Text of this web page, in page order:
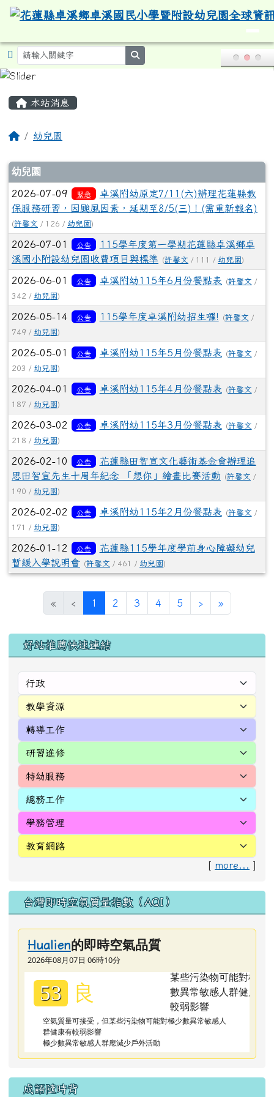
跳至主內容區
花蓮縣卓溪鄉卓溪國民小學暨附設
導覽列
本站消息
回首頁幼兒園
文章列表
幼兒園
2026-07-09 緊急
卓溪附幼原定7/11(六)辦理花蓮縣教
保服務研習，因颱風因素，延期至8/5(三)！(需重新報名)
(許馨文 / 126 / 幼兒園)
2026-07-01 公告
115學年度第一學期花蓮縣卓溪鄉卓
溪國小附設幼兒園收費項目與標準
(許馨文 / 111 / 幼兒園)
2026-06-01 公告 卓溪附幼115年6月份餐點表 (許馨文 /
342 / 幼兒園)
2026-05-14 公告 115學年度卓溪附幼招生囉! (許馨文 /
749 / 幼兒園)
2026-05-01 公告 卓溪附幼115年5月份餐點表 (許馨文 /
203 / 幼兒園)
2026-04-01 公告 卓溪附幼115年4月份餐點表 (許馨文 /
187 / 幼兒園)
2026-03-02 公告 卓溪附幼115年3月份餐點表 (許馨文 /
218 / 幼兒園)
2026-02-10 公告
花蓮縣田智宣文化藝術基金會辦理追
思田智宣先生十周年紀念 「想你」繪畫比賽活動
(許馨文 /
190 / 幼兒園)
2026-02-02 公告 卓溪附幼115年2月份餐點表 (許馨文 /
171 / 幼兒園)
2026-01-12 公告
花蓮縣115學年度學前身心障礙幼兒
暫緩入學說明會 (許馨文 / 461 / 幼兒園)
« ‹ 1 (目前頁次)
2 3 4 5 ›下一頁
»最後頁
左邊區域內容
好站推薦快速連結
[ more... ]
台灣即時空氣質量指數（AQI）
Hualien的即時空氣品質
2026年08月07日 06時10分
53 良
空氣質量可接受，但某些污染物可能對極少數異常敏感人
群健康有較弱影響
極少數異常敏感人群應減少戶外活動
成語隨時背